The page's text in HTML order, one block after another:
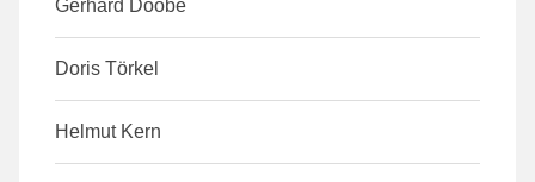
Gerhard Doobe
Doris Törkel
Helmut Kern